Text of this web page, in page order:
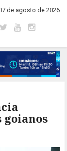
de agosto de 2026